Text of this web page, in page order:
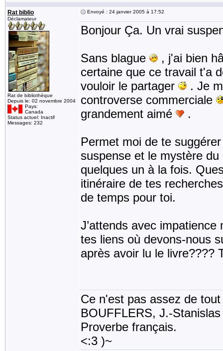
Rat biblio
Déclamateur
Rat de bibliothèque
Depuis le: 02 novembre 2004
Pays:
Canada
Status actuel: Inactif
Messages: 232
Envoyé : 24 janvier 2005 à 17:52
Bonjour Ça. Un vrai
Sans blague
, j'ai bien
certaine que ce travail t'a
vouloir le partager
. Je
controverse commerciale
grandement aimé
.
Permet moi de te
suspense et le mystère
quelques un à la fois.
itinéraire de tes
de temps pour toi.
J’attends avec
tes liens où devons-nous
après avoir lu le livre????
Ce n'est pas assez de
BOUFFLERS, J.-
Proverbe français.
<:3 )~